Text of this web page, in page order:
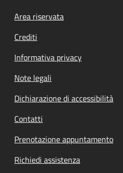
Footer menu
Area riservata
Crediti
Informativa privacy
Note legali
Dichiarazione di accessibilità
Contatti
Prenotazione appuntamento
Richiedi assistenza